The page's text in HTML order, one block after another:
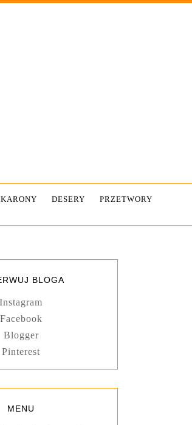
DESERY
PRZETWORY
BLOGA
Instagram
Facebook
Blogger
Pinterest
MENU